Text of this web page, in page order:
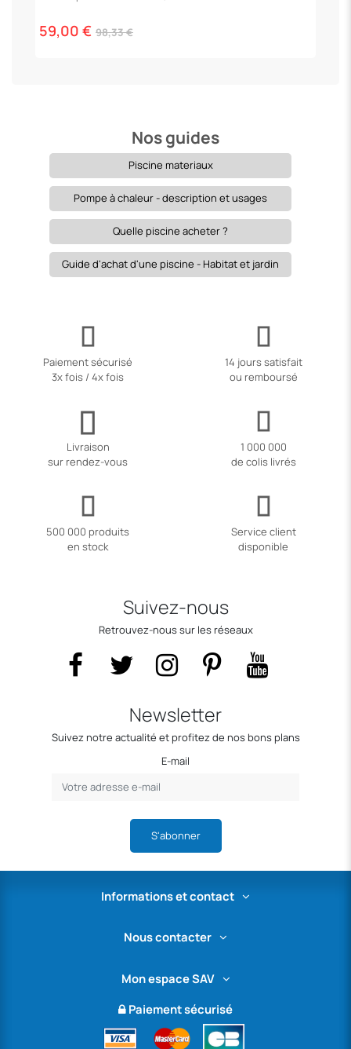
59,00 € 98,33 €
Nos guides
Piscine materiaux
Pompe à chaleur - description et usages
Quelle piscine acheter ?
Guide d'achat d'une piscine - Habitat et jardin
Paiement sécurisé
3x fois / 4x fois
14 jours satisfait
ou remboursé
Livraison
sur rendez-vous
1 000 000
de colis livrés
500 000 produits
en stock
Service client
disponible
Suivez-nous
Retrouvez-nous sur les réseaux
Newsletter
Suivez notre actualité et profitez de nos bons plans
E-mail
S'abonner
Informations et contact
Nous contacter
Mon espace SAV
Paiement sécurisé